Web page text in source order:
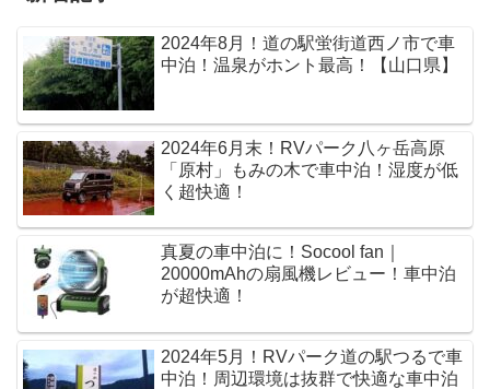
2024年8月！道の駅蛍街道西ノ市で車
中泊！温泉がホント最高！【山口県】
2024年6月末！RVパーク八ヶ岳高原
「原村」もみの木で車中泊！湿度が低
く超快適！
真夏の車中泊に！Socool fan｜
20000mAhの扇風機レビュー！車中泊
が超快適！
2024年5月！RVパーク道の駅つるで車
中泊！周辺環境は抜群で快適な車中泊